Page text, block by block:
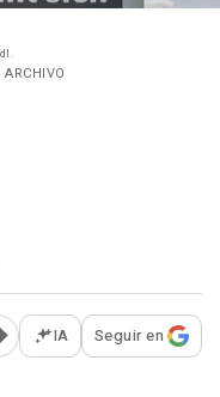
opciones para
IA Seguir en